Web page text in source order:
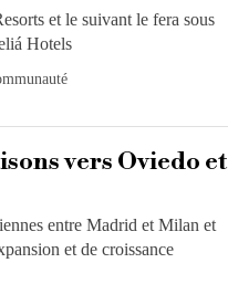
et le suivant le fera sous
Hotels
vers Oviedo et
entre Madrid et Milan et
et de croissance